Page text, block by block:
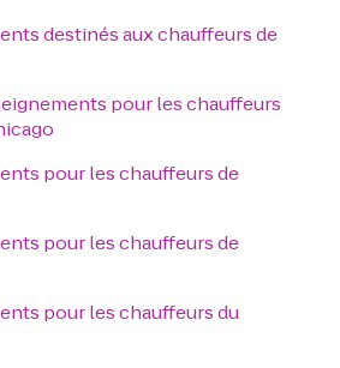
destinés aux chauffeurs de
pour les chauffeurs
pour les chauffeurs de
pour les chauffeurs de
pour les chauffeurs du